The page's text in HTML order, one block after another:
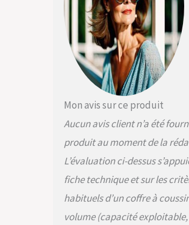
assure
raffinée
facilité
adieu au
désordre
votre
votre
Ouvrez
Mon avis sur ce produit
Aucun avis client n’a été
produit au moment de la
L’évaluation ci-dessus
fiche technique et sur les
habituels d’un coffre à
volume (capacité